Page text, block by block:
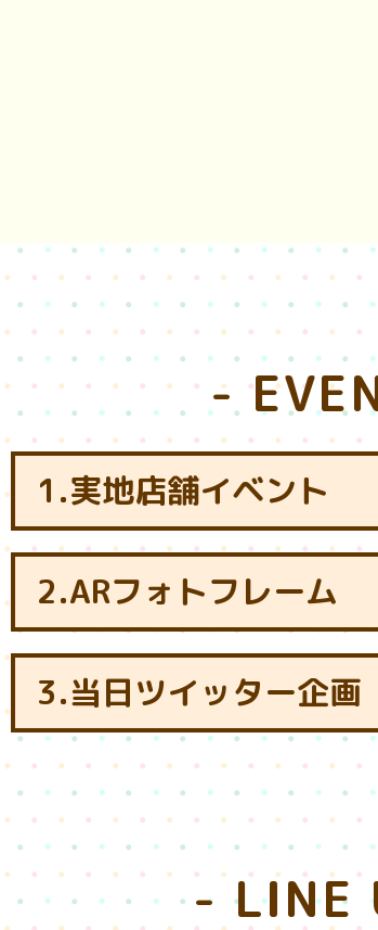
-
1.実地店舗イベント
2.ARフォトフレーム
3.当日ツイッター企画
- LINE